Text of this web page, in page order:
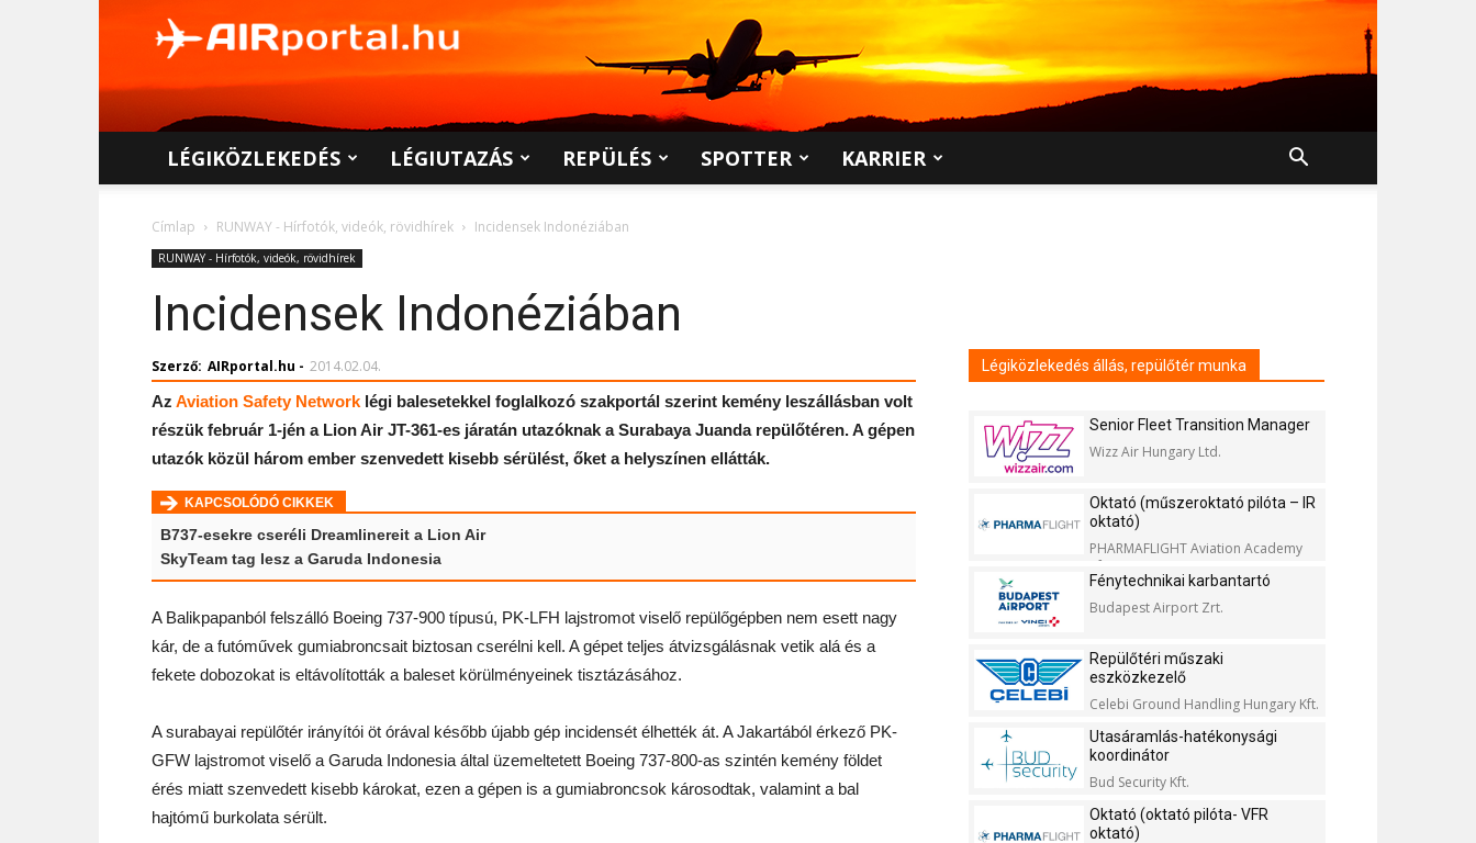
LÉGIKÖZLEKEDÉS LÉGIUTAZÁS REPÜLÉS SPOTTER KARRIER
Címlap RUNWAY - Hírfotók, videók, rövidhírek Incidensek Indonéziában
RUNWAY - Hírfotók, videók, rövidhírek
Incidensek Indonéziában
Szerző: AIRportal.hu - 2014.02.04.
Az Aviation Safety Network légi balesetekkel foglalkozó szakportál szerint kemény leszállásban volt
részük február 1-jén a Lion Air JT-361-es járatán utazóknak a Surabaya Juanda repülőtéren. A gépen
utazók közül három ember szenvedett kisebb sérülést, őket a helyszínen ellátták.
KAPCSOLÓDÓ CIKKEK
B737-esekre cseréli Dreamlinereit a Lion Air
SkyTeam tag lesz a Garuda Indonesia
A Balikpapanból felszálló Boeing 737-900 típusú, PK-LFH lajstromot viselő repülőgépben nem esett nagy
kár, de a futóművek gumiabroncsait biztosan cserélni kell. A gépet teljes átvizsgálásnak vetik alá és a
fekete dobozokat is eltávolították a baleset körülményeinek tisztázásához.
A surabayai repülőtér irányítói öt órával később újabb gép incidensét élhették át. A Jakartából érkező PK-
GFW lajstromot viselő a Garuda Indonesia által üzemeltetett Boeing 737-800-as szintén kemény földet
érés miatt szenvedett kisebb károkat, ezen a gépen is a gumiabroncsok károsodtak, valamint a bal
hajtómű burkolata sérült.
Légiközlekedés állás, repülőtér munka
Senior Fleet Transition Manager
Wizz Air Hungary Ltd.
Oktató (műszeroktató pilóta – IR
oktató)
PHARMAFLIGHT Aviation Academy
Kft.
Fénytechnikai karbantartó
Budapest Airport Zrt.
Repülőtéri műszaki
eszközkezelő
Celebi Ground Handling Hungary Kft.
Utasáramlás-hatékonysági
koordinátor
Bud Security Kft.
Oktató (oktató pilóta- VFR
oktató)